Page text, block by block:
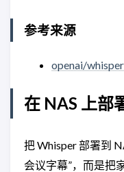
参考来源
openai/
在 NAS 上部
把 Whisper 部署到
会议字幕”，而是把